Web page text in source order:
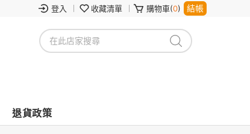
登入 收藏清單 購物車(0) 結帳
退貨政策